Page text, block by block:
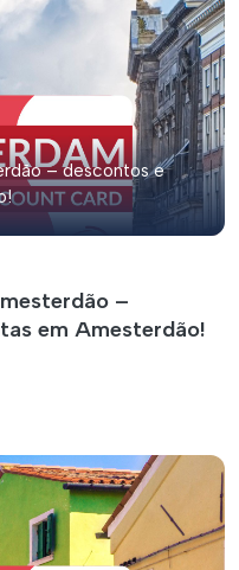
– descontos e
–
em Amesterdão!